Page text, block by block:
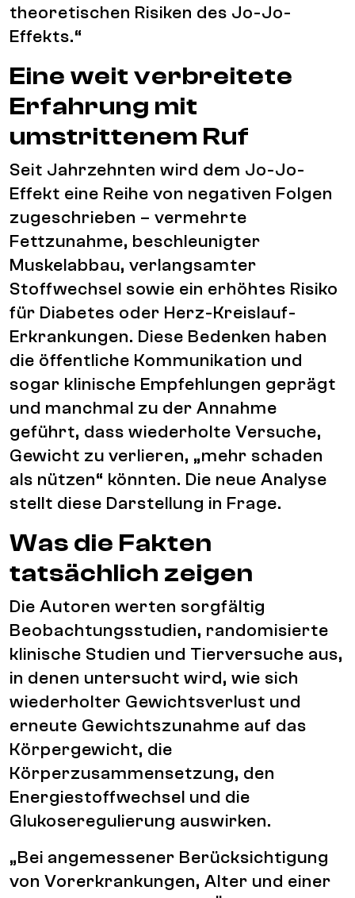
theoretischen Risiken des Jo-Jo-
Effekts.“
Eine weit verbreitete
Erfahrung mit
umstrittenem Ruf
Seit Jahrzehnten wird dem Jo-Jo-
Effekt eine Reihe von negativen Folgen
zugeschrieben – vermehrte
Fettzunahme, beschleunigter
Muskelabbau, verlangsamter
Stoffwechsel sowie ein erhöhtes Risiko
für Diabetes oder Herz-Kreislauf-
Erkrankungen. Diese Bedenken haben
die öffentliche Kommunikation und
sogar klinische Empfehlungen geprägt
und manchmal zu der Annahme
geführt, dass wiederholte Versuche,
Gewicht zu verlieren, „mehr schaden
als nützen“ könnten. Die neue Analyse
stellt diese Darstellung in Frage.
Was die Fakten
tatsächlich zeigen
Die Autoren werten sorgfältig
Beobachtungsstudien, randomisierte
klinische Studien und Tierversuche aus,
in denen untersucht wird, wie sich
wiederholter Gewichtsverlust und
erneute Gewichtszunahme auf das
Körpergewicht, die
Körperzusammensetzung, den
Energiestoffwechsel und die
Glukoseregulierung auswirken.
„Bei angemessener Berücksichtigung
von Vorerkrankungen, Alter und einer